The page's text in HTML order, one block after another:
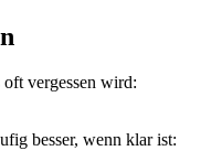
vergessen wird:
besser, wenn klar ist: